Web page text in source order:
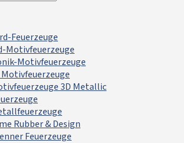
Feuerzeuge
Motivfeuerzeuge
Motivfeuerzeuge
Motivfeuerzeuge
3D Metallic
Rubber & Design
Feuerzeuge